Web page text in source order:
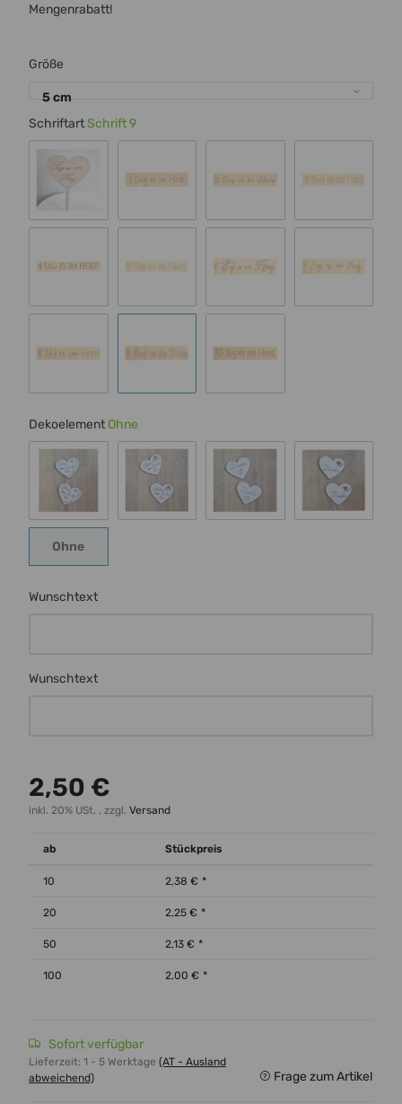
Mengenrabatt!
Größe
5 cm
SchriftartSchrift 9
Standard 00 Schrift 1 Schrift 2 Schrift 3
Schrift 4 Schrift 5 Schrift 6
Dekoelement Ohne
Schmetterling
OhneOhne
Wunschtext
Wunschtext
2,50 €
inkl. 20% USt. , zzgl. Versand
ab Stückpreis
10 2,38 € *
20 2,25 € *
50 2,13 € *
100 2,00 € *
Sofort verfügbar
Lieferzeit: 1 - 5 Werktage (AT - Ausland
abweichend)
Frage zum Artikel